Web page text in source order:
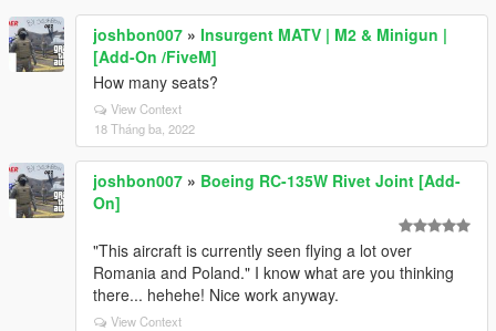
joshbon007 » Insurgent MATV | M2 & Minigun |
[Add-On /FiveM]
How many seats?
View Context
18 Tháng ba, 2022
joshbon007 » Boeing RC-135W Rivet Joint [Add-
On]
"This aircraft is currently seen flying a lot over
Romania and Poland." I know what are you thinking
there... hehehe! Nice work anyway.
View Context